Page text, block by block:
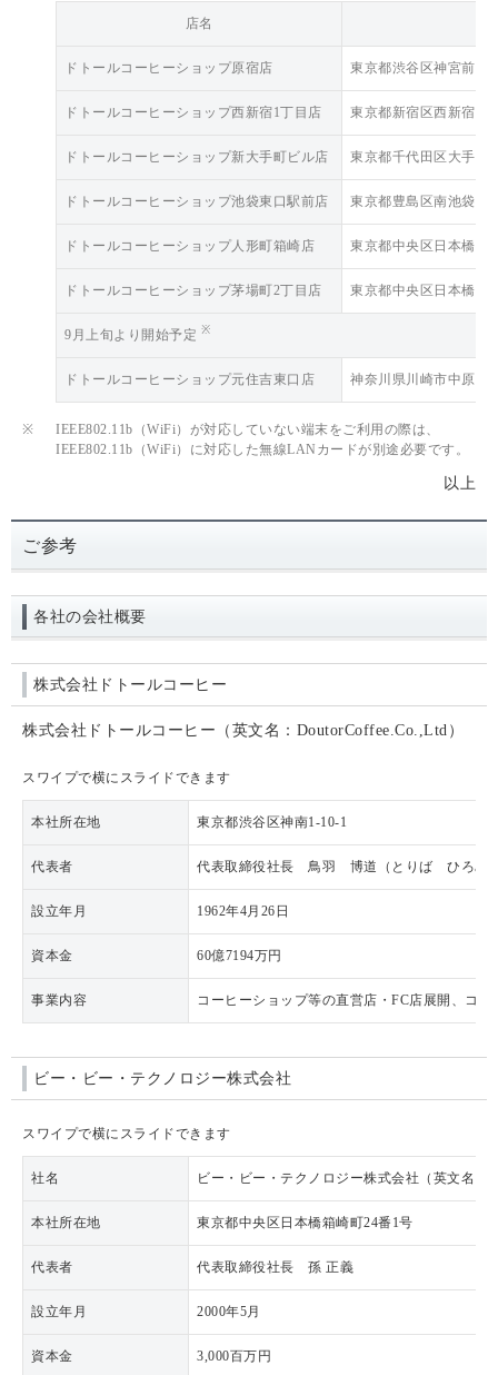
店名
ドトールコーヒーショップ原宿店 東京都渋谷区神宮前1-
ドトールコーヒーショップ西新宿1丁目店 東京都新宿区西新宿1-
ドトールコーヒーショップ新大手町ビル店 東京都千代田区大手町
ドトールコーヒーショップ池袋東口駅前店 東京都豊島区南池袋1-
ドトールコーヒーショップ人形町箱崎店 東京都中央区日本橋箱
ドトールコーヒーショップ茅場町2丁目店 東京都中央区日本橋
9月上旬より開始予定 ※
ドトールコーヒーショップ元住吉東口店 神奈川県川崎市中原区
※
IEEE802.11b（WiFi）が対応していない端末をご利用の際は、
IEEE802.11b（WiFi）に対応した無線LANカードが別途必要です。
以上
ご参考
各社の会社概要
株式会社ドトールコーヒー
株式会社ドトールコーヒー（英文名：DoutorCoffee.Co.,Ltd）
スワイプで横にスライドできます
本社所在地 東京都渋谷区神南1-10-1
代表者 代表取締役社長 鳥羽 博道（とりば ひろみ
設立年月 1962年4月26日
資本金 60億7194万円
事業内容 コーヒーショップ等の直営店・FC店展開、コ
ビー・ビー・テクノロジー株式会社
スワイプで横にスライドできます
社名 ビー・ビー・テクノロジー株式会社（英文名：
本社所在地 東京都中央区日本橋箱崎町24番1号
代表者 代表取締役社長 孫 正義
設立年月 2000年5月
資本金 3,000百万円